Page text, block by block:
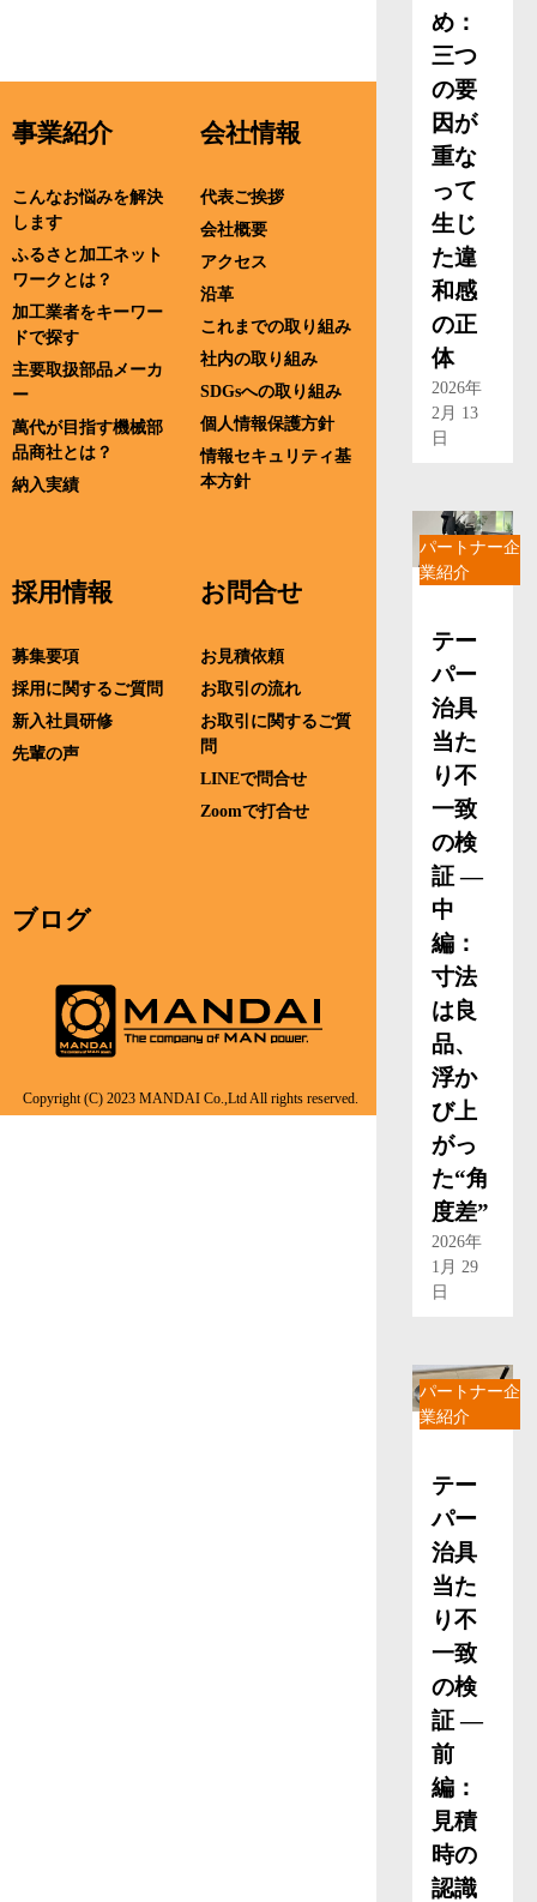
め：
三つ
の要
因が
重な
って
生じ
た違
和感
の正
体
2026年
2月 13
日
パートナー企
業紹介
テー
パー
治具
当た
り不
一致
の検
証 ―
中
編：
寸法
は良
品、
浮か
び上
がっ
た“角
度差”
2026年
1月 29
日
パートナー企
業紹介
テー
パー
治具
当た
り不
一致
の検
証 ―
前
編：
見積
時の
認識
事業紹介
こんなお悩みを解決
します
ふるさと加工ネット
ワークとは？
加工業者をキーワー
ドで探す
主要取扱部品メーカ
ー
萬代が目指す機械部
品商社とは？
納入実績
会社情報
代表ご挨拶
会社概要
アクセス
沿革
これまでの取り組み
社内の取り組み
SDGsへの取り組み
個人情報保護方針
情報セキュリティ基
本方針
採用情報
募集要項
採用に関するご質問
新入社員研修
先輩の声
お問合せ
お見積依頼
お取引の流れ
お取引に関するご質
問
LINEで問合せ
Zoomで打合せ
ブログ
Copyright (C) 2023 MANDAI Co.,Ltd All rights reserved.